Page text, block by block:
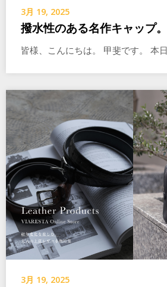
3月 19, 2025
撥水性のある名作キャップ。
皆様、こんにちは。 甲斐です。 本
3月 19, 2025